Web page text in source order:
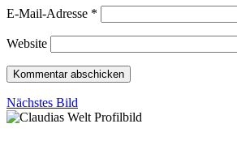
E-Mail-Adresse *
Website
Nächstes Bild